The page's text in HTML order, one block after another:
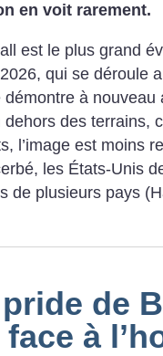
en voit rarement.
est le plus grand
qui se déroule
à nouveau
des terrains,
l’image est moins
les États-Unis
de plusieurs pays
de
à